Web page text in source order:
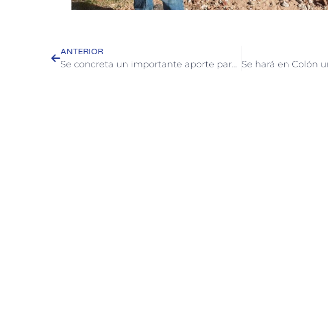
ANTERIOR
Se concreta un importante aporte para la compra de cámaras de seguridad para Colón